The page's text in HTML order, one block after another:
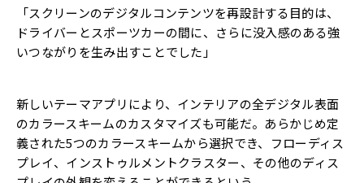
「スクリーンのデジタルコンテンツを再設計する目的は、
ドライバーとスポーツカーの間に、さらに没入感のある強
いつながりを生み出すことでした」
新しいテーマアプリにより、インテリアの全デジタル表面
のカラースキームのカスタマイズも可能だ。あらかじめ定
義された5つのカラースキームから選択でき、フローディス
プレイ、インストゥルメントクラスター、その他のディス